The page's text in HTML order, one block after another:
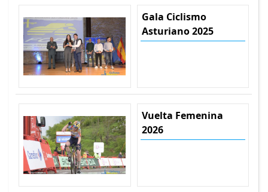
Gala Ciclismo
Asturiano 2025
Vuelta Femenina
2026